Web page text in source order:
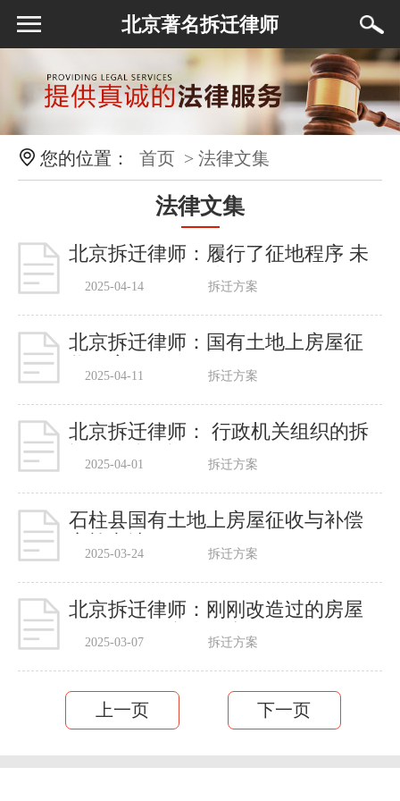
北京著名拆迁律师
您的位置： 首页 > 法律文集
法律文集
北京拆迁律师：履行了征地程序 未
有征地批复同样违法
2025-04-14 拆迁方案
北京拆迁律师：国有土地上房屋征
2025-04-11 拆迁方案
北京拆迁律师： 行政机关组织的拆
迁和协议拆迁的区别
2025-04-01 拆迁方案
石柱县国有土地上房屋征收与补偿
2025-03-24 拆迁方案
北京拆迁律师：刚刚改造过的房屋
因征收被鉴定为危房怎么办？
2025-03-07 拆迁方案
上一页 下一页